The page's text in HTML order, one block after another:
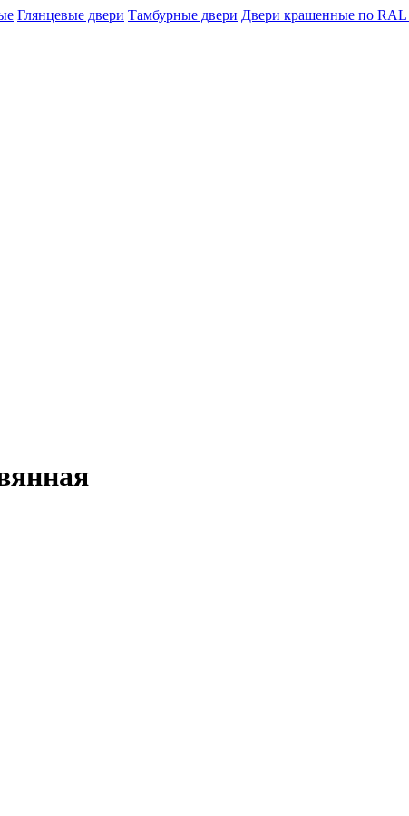
Глянцевые двери Тамбурные двери Двери крашенные по RAL